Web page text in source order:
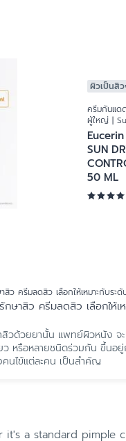
ผิวเป็นสิ
ครีมกันแด
ผู้ใหญ่ |
SUN
50 ML
ว ครีมลดสิว เลือกให้เหมาะกับระ
ษาสิว ครีมลดสิว เลือกให้เ
วด้วยยานั้น แพทย์ผิวหนัง จะ
ยว หรือหลายชนิดร่วมกัน ขึ้นอ
คนไข้แต่ละคน เป็นสำคัญ
it's a standard pimple